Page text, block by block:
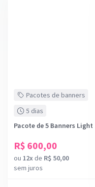
Pacotes de banners
5 dias
Pacote de 5 Banners Light
R$ 600,00
ou 12x de R$ 50,00
sem juros